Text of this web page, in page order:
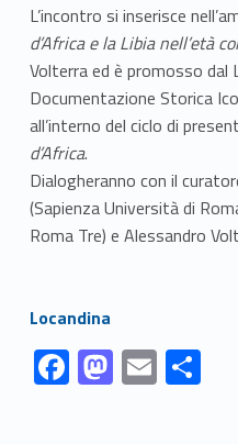
L’incontro si inserisce
d’Africa e la Libia nell’età
Volterra ed è promosso dal
Documentazione Storica
all’interno del ciclo di
d’Africa.
Dialogheranno con il
(Sapienza Università di
Roma Tre) e Alessandro
Link identifier #identifier__55305-1Locandina
Link identifier #identifier__107483-1
F
ac
Link identifier #identifier__185881-2 M
as
Link identifier #identifier__165203-3 E
m
Link identifier #identifier__282-4 S